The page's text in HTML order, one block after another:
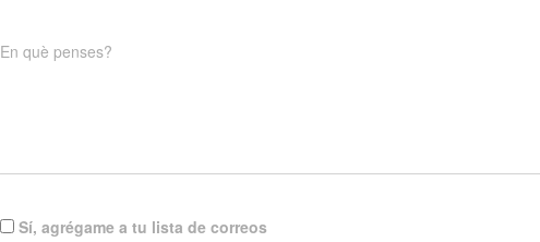
En què penses?
Sí, agrégame a tu lista de correos